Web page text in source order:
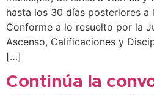
hasta los 30 días posteriores a
Conforme a lo resuelto por la
Ascenso, Calificaciones y
[…]
Continúa la